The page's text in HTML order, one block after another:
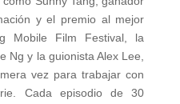
y el premio al mejor
Mobile Film Festival, la
Ng y la guionista Alex Lee,
vez para trabajar con
Cada episodio de 30